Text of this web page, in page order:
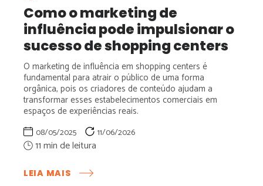
Como o marketing de
influência pode impulsionar o
sucesso de shopping centers
O marketing de influência em shopping centers é
fundamental para atrair o público de uma forma
orgânica, pois os criadores de conteúdo ajudam a
transformar esses estabelecimentos comerciais em
espaços de experiências reais.
08/05/2025 11/06/2026
LEIA MAIS
COMO